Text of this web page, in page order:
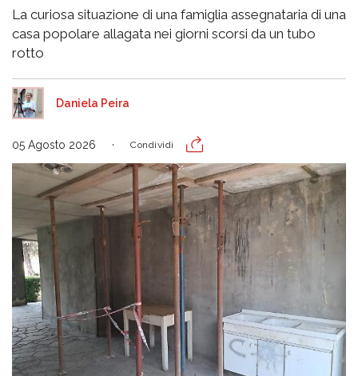
La curiosa situazione di una famiglia assegnataria di una
casa popolare allagata nei giorni scorsi da un tubo
rotto
Daniela Peira
05 Agosto 2026 Condividi